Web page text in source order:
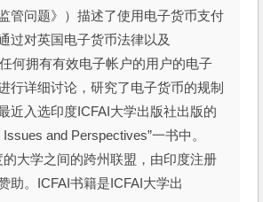
管问题》）描述了使用电子货币支付
过对英国电子货币法律以及
何拥有有效电子帐户的用户的电子
行详细讨论，研究了电子货币的规制
近入选印度ICFAI大学出版社出版的
and Perspectives”一书中。
的大学之间的跨州联盟，由印度注册
助。ICFAI书籍是ICFAI大学出